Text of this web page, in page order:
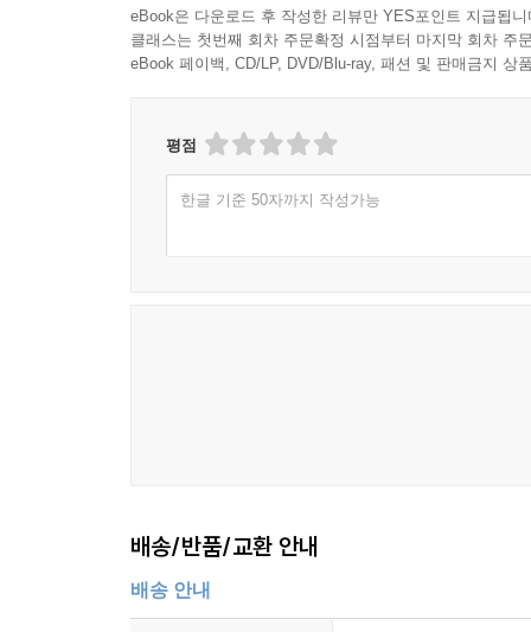
eBook은 다운로드 후 작성한 리뷰만 YES포인트 지급됩니
클래스는 첫번째 회차 주문확정 시점부터 마지막 회차 주
eBook 페이백, CD/LP, DVD/Blu-ray, 패션 및 판매금지 상
평점
한글 기준 50자까지 작성가능
배송/반품/교환 안내
배송 안내